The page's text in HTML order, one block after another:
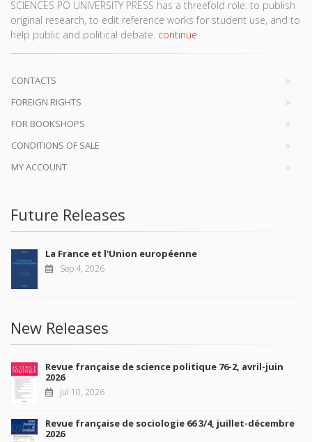
SCIENCES PO UNIVERSITY PRESS has a threefold role: to publish
original research, to edit reference works for student use, and to
help public and political debate. continue
CONTACTS
FOREIGN RIGHTS
FOR BOOKSHOPS
CONDITIONS OF SALE
MY ACCOUNT
Future Releases
La France et l'Union européenne
Sep 4, 2026
New Releases
Revue française de science politique 76-2, avril-juin
2026
Jul 10, 2026
Revue française de sociologie 66 3/4, juillet-décembre
2026